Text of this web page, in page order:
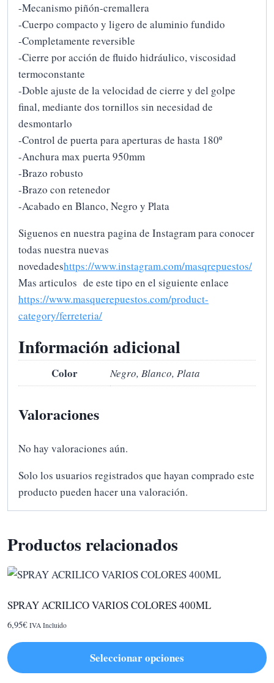
-Mecanismo piñón-cremallera
-Cuerpo compacto y ligero de aluminio fundido
-Completamente reversible
-Cierre por acción de fluido hidráulico, viscosidad
termoconstante
-Doble ajuste de la velocidad de cierre y del golpe
final, mediante dos tornillos sin necesidad de
desmontarlo
-Control de puerta para aperturas de hasta 180º
-Anchura max puerta 950mm
-Brazo robusto
-Brazo con retenedor
-Acabado en Blanco, Negro y Plata
Siguenos en nuestra pagina de Instagram para conocer
todas nuestra nuevas
novedadeshttps://www.instagram.com/masqrepuestos/
Mas articulos de este tipo en el siguiente enlace
https://www.masquerepuestos.com/product-
category/ferreteria/
Información adicional
Color Negro, Blanco, Plata
Valoraciones
No hay valoraciones aún.
Solo los usuarios registrados que hayan comprado este
producto pueden hacer una valoración.
Productos relacionados
SPRAY ACRILICO VARIOS COLORES 400ML
6,95€ IVA Incluido
Seleccionar opciones